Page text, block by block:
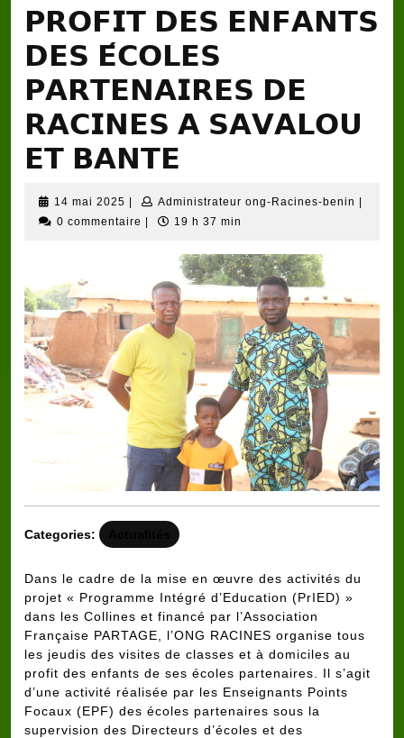
𝗣𝗥𝗢𝗙𝗜𝗧 𝗗𝗘𝗦 𝗘𝗡𝗙𝗔𝗡𝗧𝗦
𝗗𝗘𝗦 𝗘́𝗖𝗢𝗟𝗘𝗦
𝗣𝗔𝗥𝗧𝗘𝗡𝗔𝗜𝗥𝗘𝗦 𝗗𝗘
𝗥𝗔𝗖𝗜𝗡𝗘𝗦 𝗔 𝗦𝗔𝗩𝗔𝗟𝗢𝗨
𝗘𝗧 𝗕𝗔𝗡𝗧𝗘
14 mai 2025 14
mai
Administrateur ong-Racines-benin
0 commentaire
19 h 37 min
Categories:
Dans le cadre de la mise en œuvre des activités du
projet « Programme Intégré d’Education (PrIED) »
dans les Collines et financé par l’Association
Française PARTAGE , l’ONG RACINES organise tous
les jeudis des visites de classes et à domiciles au
profit des enfants de ses écoles partenaires. Il s’agit
d’une activité réalisée par les Enseignants Points
Focaux (EPF) des écoles partenaires sous la
supervision des Directeurs d’écoles et des